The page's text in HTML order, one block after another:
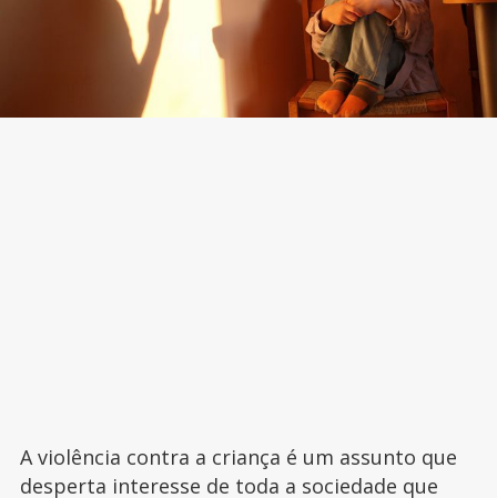
A violência contra a criança é um assunto que
desperta interesse de toda a sociedade que